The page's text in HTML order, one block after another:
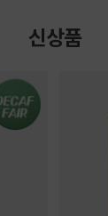
신상품